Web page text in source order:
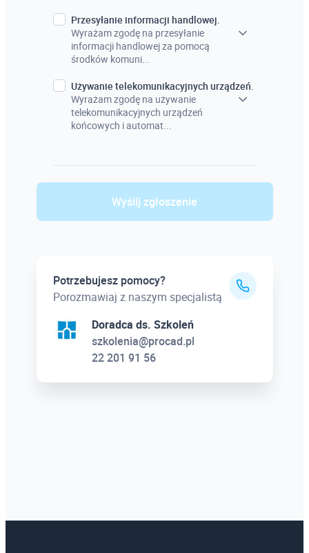
Przesyłanie informacji handlowej.
Wyrażam zgodę na przesyłanie
informacji handlowej za pomocą
środków komuni...
Używanie telekomunikacyjnych urządzeń.
Wyrażam zgodę na używanie
telekomunikacyjnych urządzeń
końcowych i automat...
Wyślij zgłoszenie
Potrzebujesz pomocy?
Porozmawiaj z naszym specjalistą
Doradca ds. Szkoleń
szkolenia@procad.pl
22 201 91 56